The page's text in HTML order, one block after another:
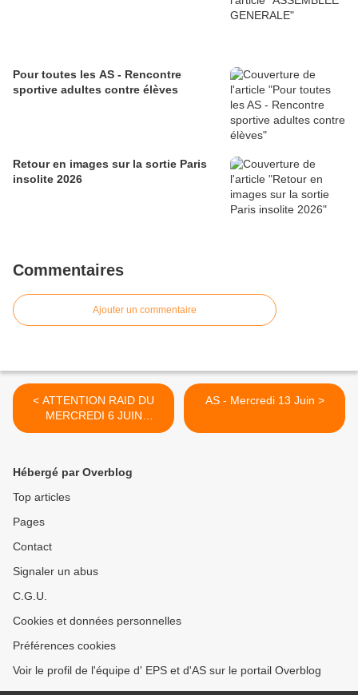
Pour toutes les AS - Rencontre
sportive adultes contre élèves
Retour en images sur la sortie Paris
insolite 2026
Commentaires
Ajouter un commentaire
< ATTENTION RAID DU
MERCREDI 6 JUIN
ANNULE
AS - Mercredi 13 Juin >
Hébergé par Overblog
Top articles
Pages
Contact
Signaler un abus
C.G.U.
Cookies et données personnelles
Préférences cookies
Voir le profil de l'équipe d' EPS et d'AS sur le portail Overblog